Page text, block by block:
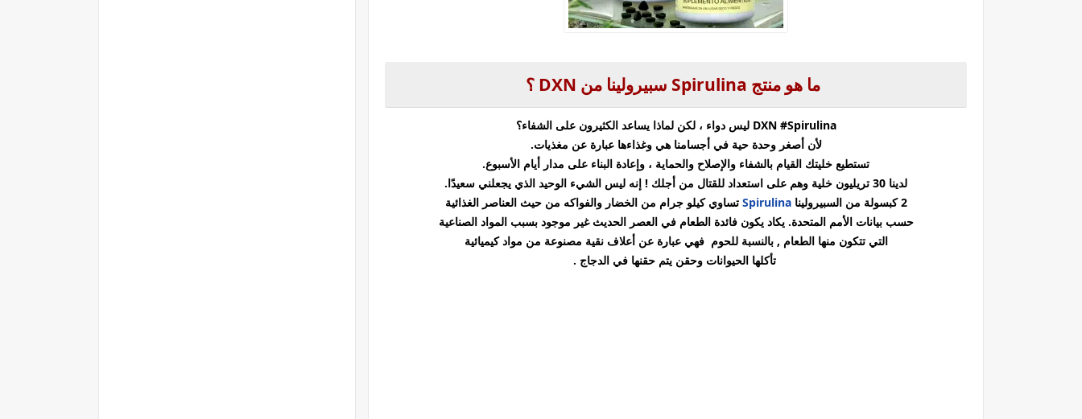
ما هو منتج Spirulina سبيرولينا من DXN ؟
DXN #Spirulina ليس دواء ، لكن لماذا يساعد الكثيرون على الشفاء؟
لأن أصغر وحدة حية في أجسامنا هي وغذاءها عبارة عن مغذيات.
تستطيع خليتك القيام بالشفاء والإصلاح والحماية ، وإعادة البناء على مدار أيام الأسبوع.
لدينا 30 تريليون خلية وهم على استعداد للقتال من أجلك ! إنه ليس الشيء الوحيد الذي يجعلني سعيدًا.
2 كبسولة من السبيرولينا
Spirulina تساوي كيلو جرام من الخضار والفواكه من حيث العناصر الغذائية
حسب بيانات الأمم المتحدة. يكاد يكون فائدة الطعام في العصر الحديث غير موجود بسبب المواد الصناعية
التي تتكون منها الطعام ,بالنسبة للحوم فهي عبارة عن أعلاف نقية مصنوعة من مواد كيميائية
تأكلها الحيوانات وحقن يتم حقنها في الدجاج .